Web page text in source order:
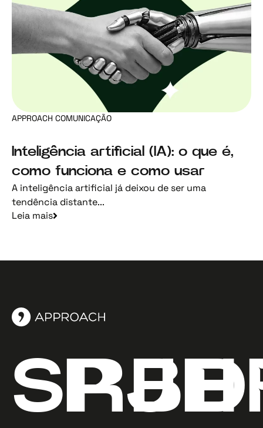
APPROACH COMUNICAÇÃO
Inteligência artificial (IA): o que é,
como funciona e como usar
A inteligência artificial já deixou de ser uma
tendência distante...
Leia mais
SPRJBH